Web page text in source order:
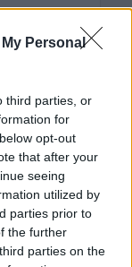
Personal
third parties, or
for
opt-out
that after your
seeing
utilized by
parties prior to
the further
parties on the
Πέμπτη
νέας